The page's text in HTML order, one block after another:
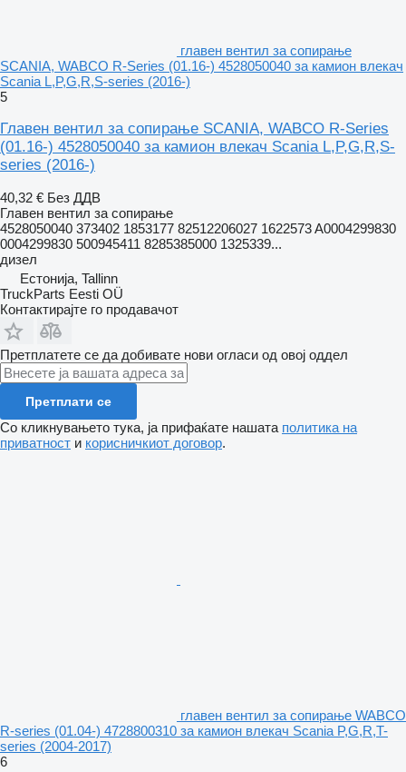
главен вентил за сопирање
SCANIA, WABCO R-Series (01.16-) 4528050040 за камион влекач
Scania L,P,G,R,S-series (2016-)
5
Главен вентил за сопирање SCANIA, WABCO R-Series
(01.16-) 4528050040 за камион влекач Scania L,P,G,R,S-
series (2016-)
40,32 € Без ДДВ
Главен вентил за сопирање
4528050040 373402 1853177 82512206027 1622573 A0004299830
0004299830 500945411 8285385000 1325339...
дизел
Естонија, Tallinn
TruckParts Eesti OÜ
Контактирајте го продавачот
Претплатете се да добивате нови огласи од овој оддел
Претплати се
Со кликнувањето тука, ја прифаќате нашата политика на
приватност и корисничкиот договор.
главен вентил за сопирање WABCO
R-series (01.04-) 4728800310 за камион влекач Scania P,G,R,T-
series (2004-2017)
6